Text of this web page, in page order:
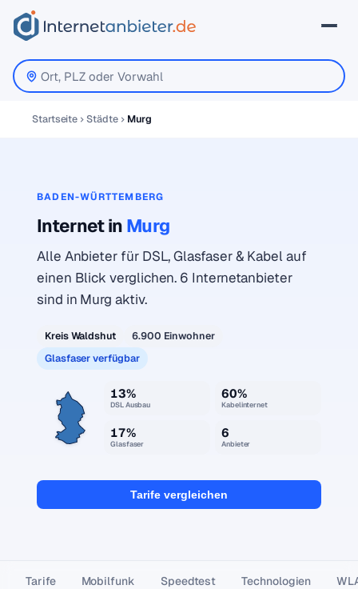
Startseite Städte Murg
BADEN-WÜRTTEMBERG
Internet in Murg
Alle Anbieter für DSL, Glasfaser & Kabel auf
einen Blick verglichen. 6 Internetanbieter
sind in Murg aktiv.
Kreis Waldshut
6.900 Einwohner
Glasfaser verfügbar
13%
DSL Ausbau
60%
Kabelinternet
17%
Glasfaser
6
Anbieter
Tarife vergleichen
Tarife Mobilfunk Speedtest Technologien